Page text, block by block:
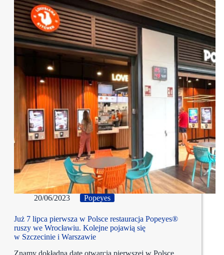
20/06/2023 Popeyes
Już 7 lipca pierwsza w Polsce restauracja Popeyes®
ruszy we Wrocławiu. Kolejne pojawią się
w Szczecinie i Warszawie